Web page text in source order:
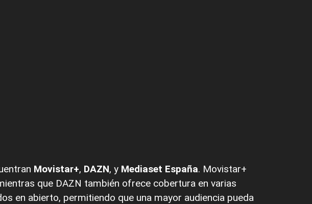
Movistar+, DAZN, y Mediaset España. Movistar+
que DAZN también ofrece cobertura en varias
en abierto, permitiendo que una mayor audiencia pueda